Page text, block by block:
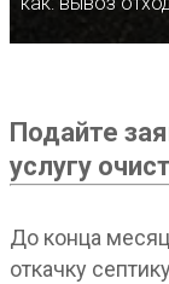
Подайте
услугу
До конца
откачку